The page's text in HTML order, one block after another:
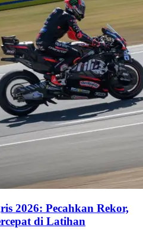
2026: Pecahkan Rekor,
di Latihan